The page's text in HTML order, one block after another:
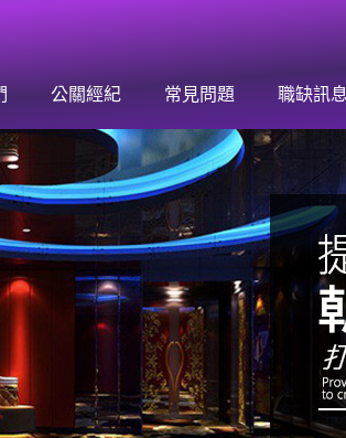
公關經紀 常見問題 職缺訊息